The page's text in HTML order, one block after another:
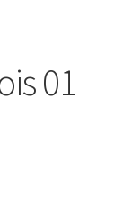
01